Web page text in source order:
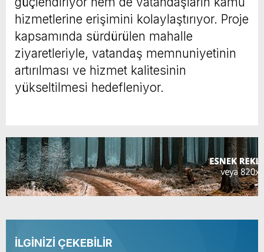
hizmetlerine erişimini kolaylaştırıyor. Proje
kapsamında sürdürülen mahalle
ziyaretleriyle, vatandaş memnuniyetinin
artırılması ve hizmet kalitesinin
yükseltilmesi hedefleniyor.
İLGİNİZİ ÇEKEBİLİR